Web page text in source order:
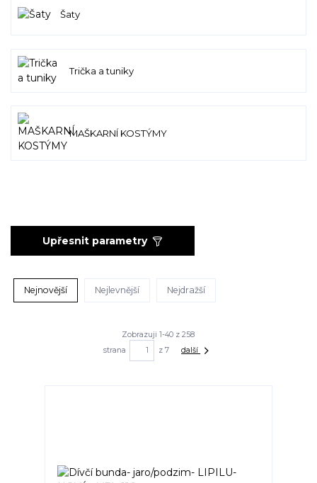
Šaty
Trička a tuniky
MAŠKARNÍ KOSTÝMY
Upřesnit parametry
Nejnovější Nejlevnější Nejdražší
Zobrazuji 1-40 z 258
strana
z 7 další